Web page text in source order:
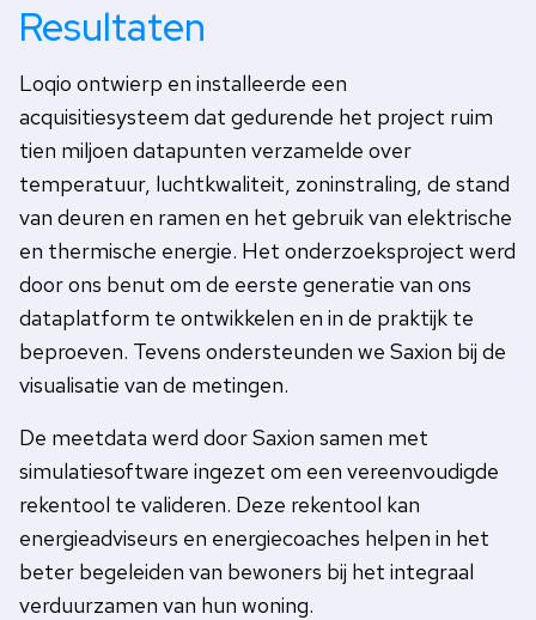
Resultaten
Loqio ontwierp en installeerde een
acquisitiesysteem dat gedurende het project ruim
tien miljoen datapunten verzamelde over
temperatuur, luchtkwaliteit, zoninstraling, de stand
van deuren en ramen en het gebruik van elektrische
en thermische energie. Het onderzoeksproject werd
door ons benut om de eerste generatie van ons
dataplatform te ontwikkelen en in de praktijk te
beproeven. Tevens ondersteunden we Saxion bij de
visualisatie van de metingen.
De meetdata werd door Saxion samen met
simulatiesoftware ingezet om een vereenvoudigde
rekentool te valideren. Deze rekentool kan
energieadviseurs en energiecoaches helpen in het
beter begeleiden van bewoners bij het integraal
verduurzamen van hun woning.